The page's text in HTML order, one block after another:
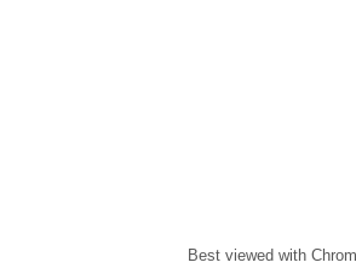
Best viewed with